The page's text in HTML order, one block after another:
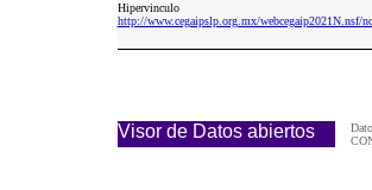
Hipervinculo
http://www.cegaipslp.org.mx/
Visor de Datos abiertos